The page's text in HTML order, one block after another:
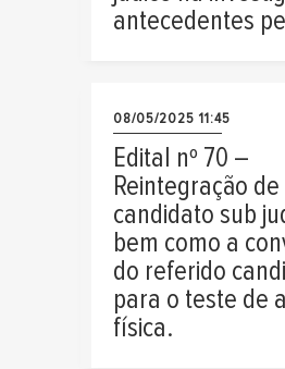
antecedentes
08/05/2025 11:45
Edital nº 70 –
Reintegração de
candidato sub
bem como a
do referido
para o teste de
física.